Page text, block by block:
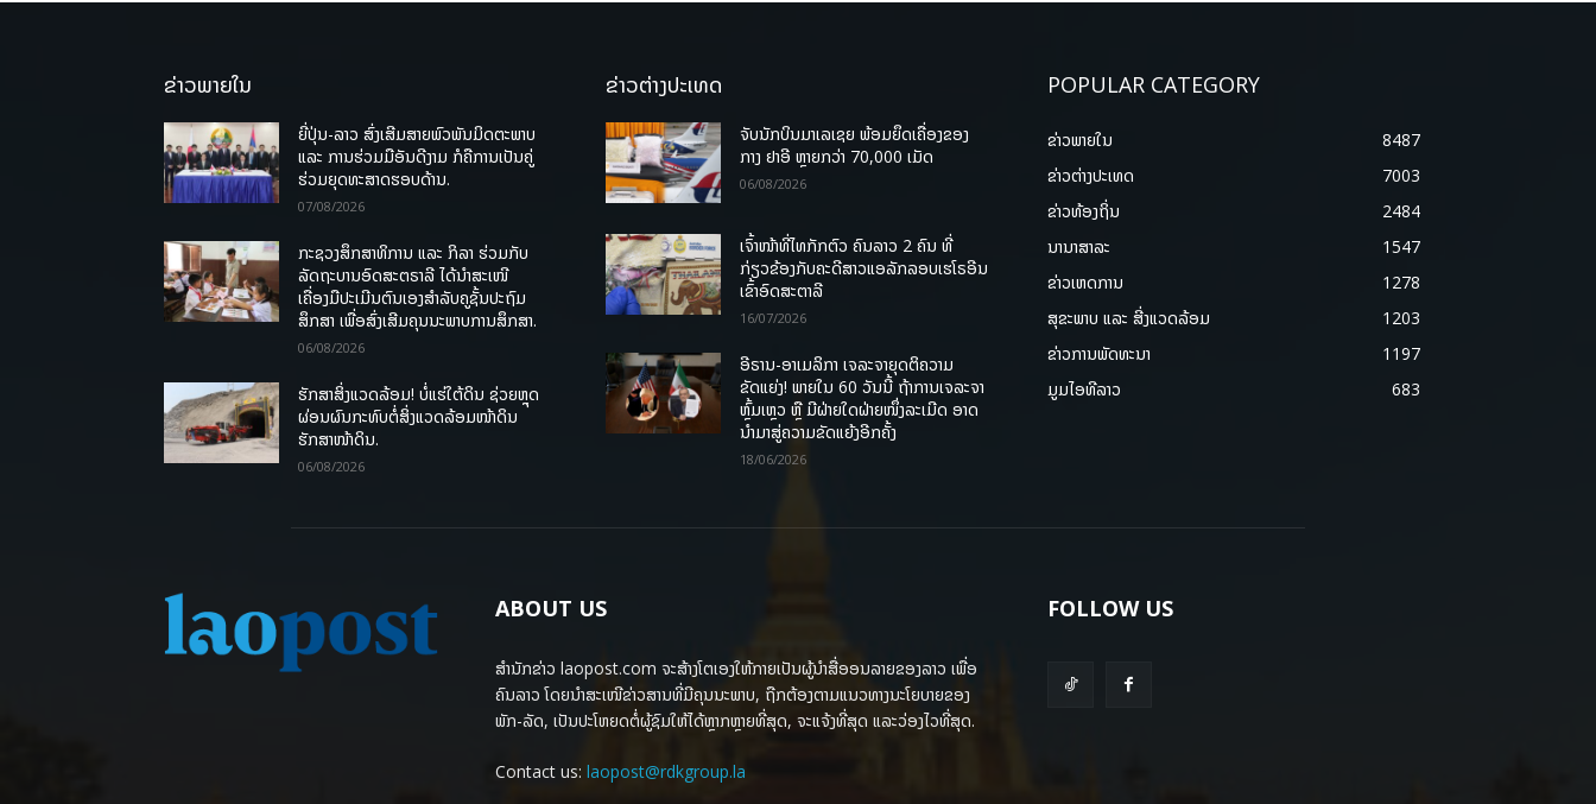
ຂ່າວພາຍໃນ
ຍີ່ປຸ່ນ-ລາວ ສົ່ງເສີມສາຍພົວພັນມິດຕະພາບ
ແລະ ການຮ່ວມມືອັນດີງາມ ກໍຄືການເປັນຄູ່
ຮ່ວມຍຸດທະສາດຮອບດ້ານ.
07/08/2026
ກະຊວງສຶກສາທິການ ແລະ ກິລາ ຮ່ວມກັບ
ລັດຖະບານອົດສະຕຣາລີ ໄດ້ນຳສະເໜີ
ເຄື່ອງມືປະເມີນຕົນເອງສຳລັບຄູຊັ້ນປະຖົມ
ສຶກສາ ເພື່ອສົ່ງເສີມຄຸນນະພາບການສຶກສາ.
06/08/2026
ຮັກສາສິ່ງແວດລ້ອມ! ບໍ່ແຮ່ໃຕ້ດິນ ຊ່ວຍຫຼຸດ
ຜ່ອນຜົນກະທົບຕໍ່ສິ່ງແວດລ້ອມໜ້າດິນ
ຮັກສາໜ້າດິນ.
06/08/2026
ຂ່າວຕ່າງປະເທດ
ຈັບນັກບິນມາເລເຊຍ ພ້ອມຍຶດເຄື່ອງຂອງ
ກາງ ຢາອີ ຫຼາຍກວ່າ 70,000 ເມັດ
06/08/2026
ເຈົ້າໜ້າທີ່ໄທກັກຕົວ ຄົນລາວ 2 ຄົນ ທີ່
ກ່ຽວຂ້ອງກັບຄະດີສາວແອລັກລອບເຮໂຣອີນ
ເຂົ້າອົດສະຕາລີ
16/07/2026
ອີຣານ-ອາເມລິກາ ເຈລະຈາຍຸດຕິຄວາມ
ຂັດແຍ່ງ! ພາຍໃນ 60 ວັນນີ້ ຖ້າການເຈລະຈາ
ຫຼົ້ມເຫຼວ ຫຼື ມີຝ່າຍໃດຝ່າຍໜຶ່ງລະເມີດ ອາດ
ນໍາມາສູ່ຄວາມຂັດແຍ້ງອີກຄັ້ງ
18/06/2026
POPULAR CATEGORY
ຂ່າວພາຍ​ໃນ
8487
ຂ່າວຕ່າງປະເທດ
7003
ຂ່າວທ້ອງຖິ່ນ
2484
ນານາສາລະ
1547
ຂ່າວເຫດການ
1278
ສຸຂະພາບ ແລະ ສີ່ງແວດລ້ອມ
1203
ຂ່າວການພັດທະນາ
1197
ມູມໄອທີລາວ
683
ABOUT US
ສຳນັກຂ່າວ laopost.com ຈະສ້າງໂຕເອງໃຫ້ກາຍເປັນຜູ້ນຳສື່ອອນລາຍຂອງລາວ ເພື່ອ
ຄົນລາວ ໂດຍນຳສະເໜີຂ່າວສານທີ່ມີຄຸນນະພາບ, ຖືກຕ້ອງຕາມແນວທາງນະໂຍບາຍຂອງ
ພັກ-ລັດ, ເປັນປະໂຫຍດຕໍ່ຜູ້ຊົມໃຫ້ໄດ້ຫຼາກຫຼາຍທີ່ສຸດ, ຈະແຈ້ງທີ່ສຸດ ແລະວ່ອງໄວທີ່ສຸດ.
Contact us: laopost@rdkgroup.la
FOLLOW US